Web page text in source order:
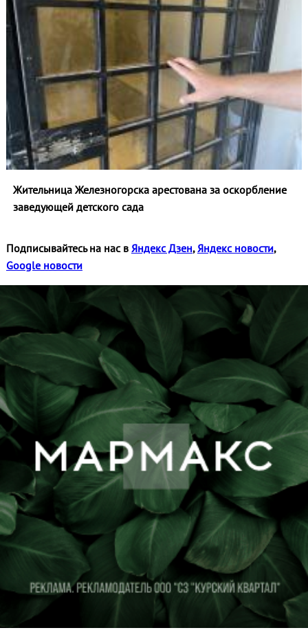
Жительница Железногорска арестована за оскорбление
заведующей детского сада
Подписывайтесь на нас в Яндекс Дзен, Яндекс новости,
Google новости